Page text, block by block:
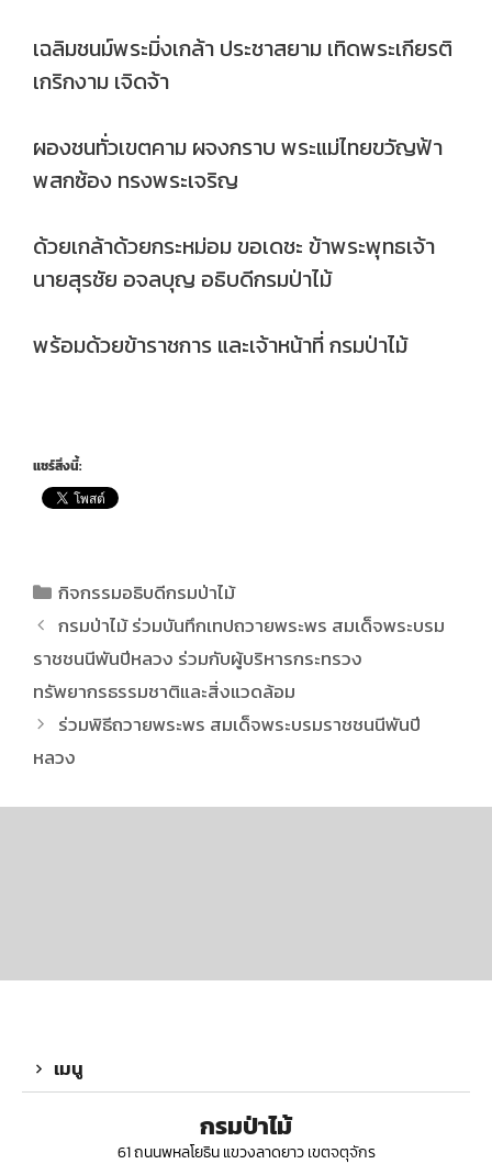
เฉลิมชนม์พระมิ่งเกล้า ประชาสยาม เทิดพระเกียรติ
เกริกงาม เจิดจ้า
ผองชนทั่วเขตคาม ผจงกราบ พระแม่ไทยขวัญฟ้า
พสกซ้อง ทรงพระเจริญ
ด้วยเกล้าด้วยกระหม่อม ขอเดชะ ข้าพระพุทธเจ้า
นายสุรชัย อจลบุญ อธิบดีกรมป่าไม้
พร้อมด้วยข้าราชการ และเจ้าหน้าที่ กรมป่าไม้
แชร์สิ่งนี้:
กิจกรรมอธิบดีกรมป่าไม้
กรมป่าไม้ ร่วมบันทึกเทปถวายพระพร สมเด็จพระบรม
ราชชนนีพันปีหลวง ร่วมกับผู้บริหารกระทรวง
ทรัพยากรธรรมชาติและสิ่งแวดล้อม
ร่วมพิธีถวายพระพร สมเด็จพระบรมราชชนนีพันปี
หลวง
เมนู
กรมป่าไม้
61 ถนนพหลโยธิน แขวงลาดยาว เขตจตุจักร